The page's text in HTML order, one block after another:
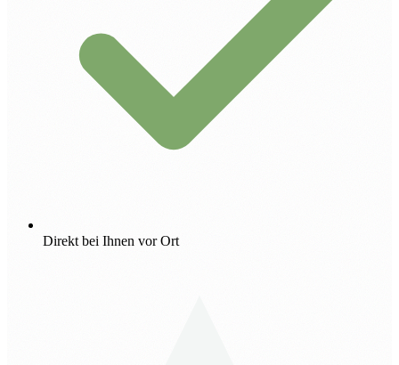
Direkt bei Ihnen vor Ort